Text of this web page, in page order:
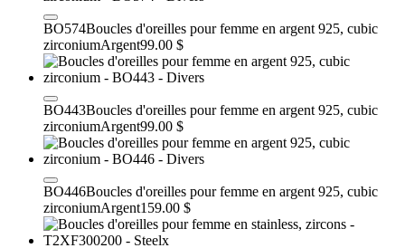
BO574Boucles d'oreilles pour femme en argent 925, cubic
zirconiumArgent99.00 $
BO443Boucles d'oreilles pour femme en argent 925, cubic
zirconiumArgent99.00 $
BO446Boucles d'oreilles pour femme en argent 925, cubic
zirconiumArgent159.00 $